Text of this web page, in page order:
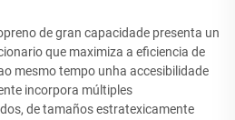
de gran capacidade presenta un
que maximiza a eficiencia de
mesmo tempo unha accesibilidade
incorpora múltiples
de tamaños estratexicamente